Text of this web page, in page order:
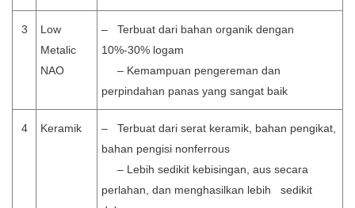
3
Low
Metalic
NAO
– Terbuat dari bahan organik dengan
10%-30% logam
– Kemampuan pengereman dan
perpindahan panas yang sangat baik
4 Keramik
– Terbuat dari serat keramik, bahan pengikat,
bahan pengisi nonferrous
– Lebih sedikit kebisingan, aus secara
perlahan, dan menghasilkan lebih sedikit